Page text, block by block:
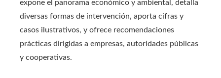
expone el panorama económico y ambiental, detalla
diversas formas de intervención, aporta cifras y
casos ilustrativos, y ofrece recomendaciones
prácticas dirigidas a empresas, autoridades públicas
y cooperativas.